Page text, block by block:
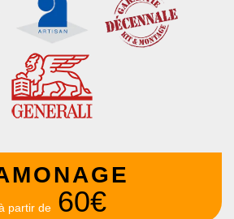
partir de 60€